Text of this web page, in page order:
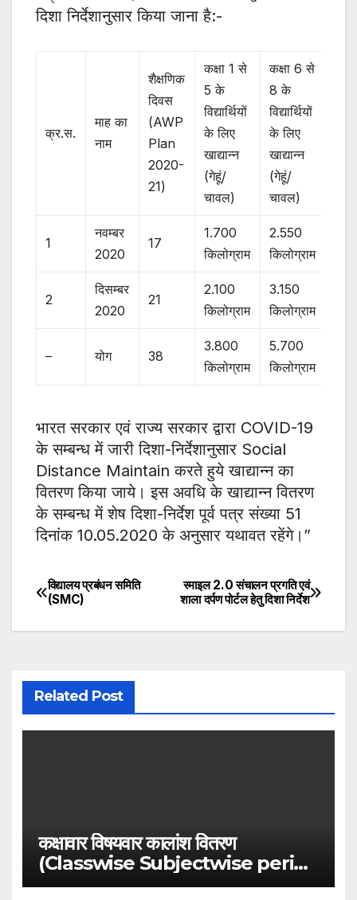
दिशा निर्देशानुसार किया जाना है:-
क्र.स.
माह का
नाम
शैक्षणिक
दिवस
(AWP
Plan
2020-
21)
कक्षा 1 से
5 के
विद्यार्थियों
के लिए
खाद्यान्न
(गेहूं/
चावल)
कक्षा 6 से
8 के
विद्यार्थियों
के लिए
खाद्यान्न
(गेहूं/
चावल)
1
नवम्बर
2020
17
1.700
किलोग्राम
2.550
किलोग्राम
2
दिसम्बर
2020
21
2.100
किलोग्राम
3.150
किलोग्राम
– योग 38
3.800
किलोग्राम
5.700
किलोग्राम
भारत सरकार एवं राज्य सरकार द्वारा COVID-19
के सम्बन्ध में जारी दिशा-निर्देशानुसार Social
Distance Maintain करते हुये खाद्यान्न का
वितरण किया जाये। इस अवधि के खाद्यान्न वितरण
के सम्बन्ध में शेष दिशा-निर्देश पूर्व पत्र संख्या 51
दिनांक 10.05.2020 के अनुसार यथावत रहेंगे।”
Post
navigation
स्माइल 2.0 संचालन प्रगति एवं
शाला दर्पण पोर्टल हेतु दिशा निर्देश
विद्यालय प्रबंधन समिति
(SMC)
Related Post
कक्षावार विषयवार कालांश वितरण
(Classwise Subjectwise period
distribution)